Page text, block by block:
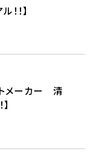
！】
メーカー 清